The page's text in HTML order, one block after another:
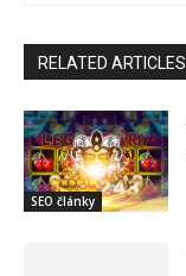
RELATED ARTICLES
SEO články